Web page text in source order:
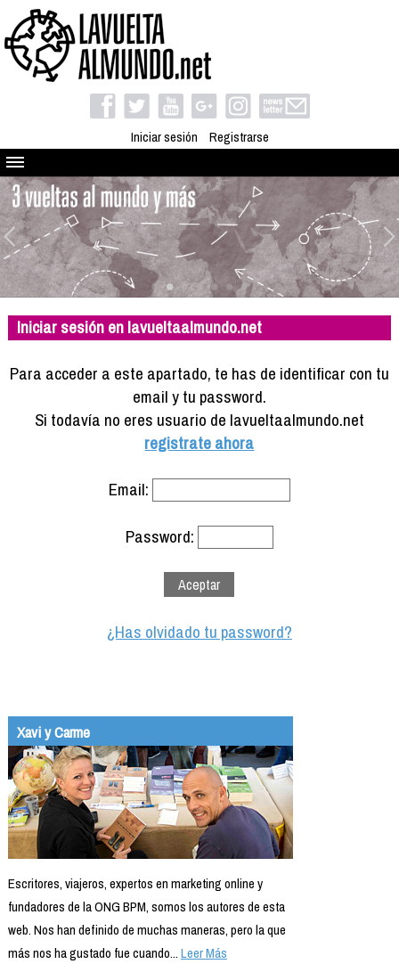
Iniciar sesión Registrarse
Quienes somos
El proyecto
Blog
Viaja con nosotros
Camino solidario
Libros
Compañeros de viaje
Info viajeros
Iniciar sesión en lavueltaalmundo.net
Para acceder a este apartado, te has de identificar con tu
email y tu password.
Si todavía no eres usuario de lavueltaalmundo.net
registrate ahora
Email:
Password:
¿Has olvidado tu password?
Xavi y Carme
Escritores, viajeros, expertos en marketing online y
fundadores de la ONG BPM, somos los autores de esta
web. Nos han definido de muchas maneras, pero la que
más nos ha gustado fue cuando...Leer Más